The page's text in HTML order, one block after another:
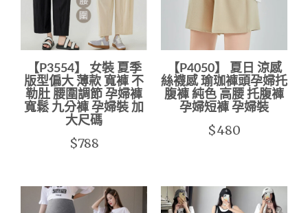
【P3554】 女裝 夏季
版型偏大 薄款 寬褲 不
勒肚 腰圍調節 孕婦褲
寬鬆 九分褲 孕婦裝 加
大尺碼
$788
【P4050】 夏日 涼感
絲襪感 瑜珈褲頭孕婦托
腹褲 純色 高腰 托腹褲
孕婦短褲 孕婦裝
$480